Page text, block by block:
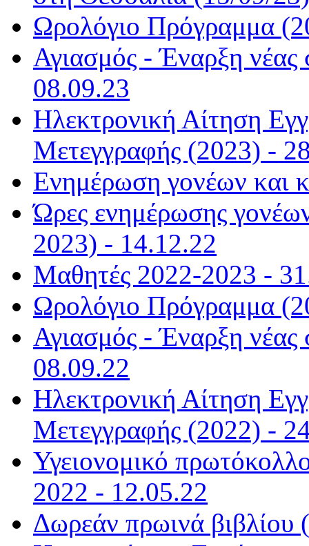
Ωρολόγιο Πρόγραμμα
Αγιασμός - Έναρξη νέας
08.09.23
Ηλεκτρονική Αίτηση
Μετεγγραφής (2023) -
Ενημέρωση γονέων και
Ώρες ενημέρωσης
2023) - 14.12.22
Μαθητές 2022-2023 -
Ωρολόγιο Πρόγραμμα
Αγιασμός - Έναρξη νέας
08.09.22
Ηλεκτρονική Αίτηση
Μετεγγραφής (2022) -
Υγειονομικό
2022 - 12.05.22
Δωρεάν πρωινά